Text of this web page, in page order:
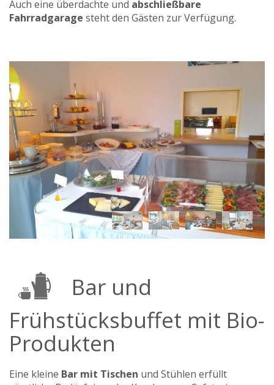
Auch eine überdachte und abschließbare
Fahrradgarage steht den Gästen zur Verfügung.
Bar und
Frühstücksbuffet mit Bio-
Produkten
Eine kleine Bar mit Tischen und Stühlen erfüllt